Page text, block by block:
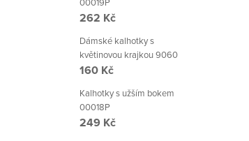
262 Kč
Dámské kalhotky s
květinovou krajkou 9060
160 Kč
Kalhotky s užším bokem
00018P
249 Kč